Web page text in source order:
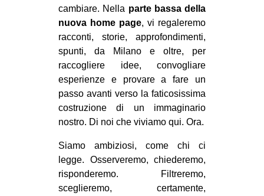
cambiare. Nella parte bassa della
nuova home page, vi regaleremo
racconti, storie, approfondimenti,
spunti, da Milano e oltre, per
raccogliere idee, convogliare
esperienze e provare a fare un
passo avanti verso la faticosissima
costruzione di un immaginario
nostro. Di noi che viviamo qui. Ora.
Siamo ambiziosi, come chi ci
legge. Osserveremo, chiederemo,
risponderemo. Filtreremo,
sceglieremo, certamente,